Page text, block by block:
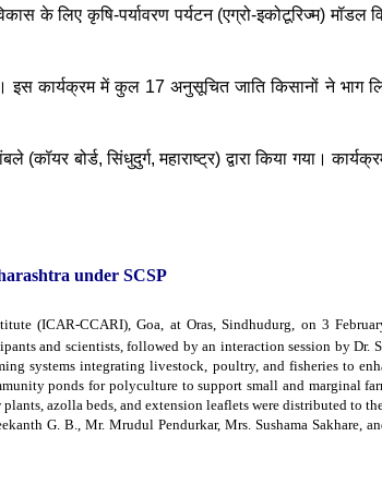
के लिए कृषि-पर्यावरण पर्यटन (एग्रो-इकोटूरिज्म) मॉडल
इस कार्यक्रम में कुल 17 अनुसूचित जाति किसानों ने भाग
बोर्ड, सिंधुदुर्ग, महाराष्ट्र) द्वारा किया गया।
under SCSP
(ICAR-CCARI), Goa, at Oras, Sindhudurg, on 3
and scientists, followed by an interaction session by Dr.
systems integrating livestock, poultry, and fisheries to
ponds for polyculture to support small and marginal
azolla beds, and extension leaflets were distributed to
G. B., Mr. Mrudul Pendurkar, Mrs. Sushama Sakhare,